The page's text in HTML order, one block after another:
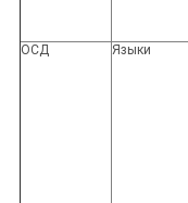
ОСД Языки